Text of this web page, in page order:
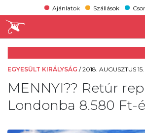
Ajánlatok Szállások
EGYESÜLT KIRÁLYSÁG /2018. AUGUSZTUS
MENNYI?? Retúr
Londonba 8.580 Ft-